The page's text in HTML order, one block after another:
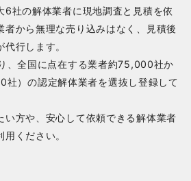
6社の解体業者に現地調査と見積を依
者から無理な売り込みはなく、見積後
行します。
、全国に点在する業者約75,000社か
社）の認定解体業者を選抜し登録して
い方や、安心して依頼できる解体業者
ください。